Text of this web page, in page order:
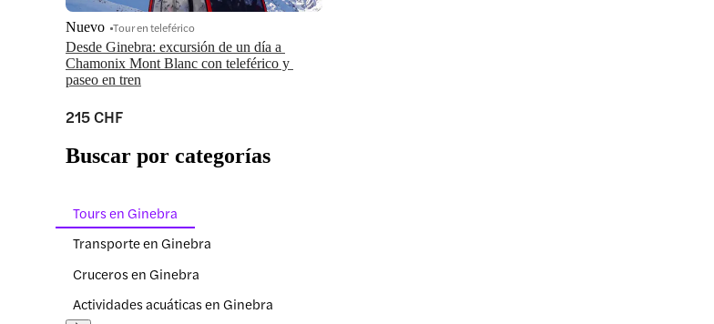
Desde Ginebra: excursión de un día a
Chamonix Mont Blanc con teleférico y
paseo en tren
Nuevo Tour en teleférico
215 CHF
Buscar por categorías
Tours en Ginebra
Transporte en Ginebra
Cruceros en Ginebra
Actividades acuáticas en Ginebra